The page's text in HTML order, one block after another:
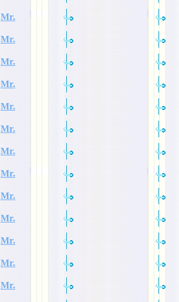
Mr.
Mr.
Mr.
Mr.
Mr.
Mr.
Mr.
Mr.
Mr.
Mr.
Mr.
Mr.
Mr.